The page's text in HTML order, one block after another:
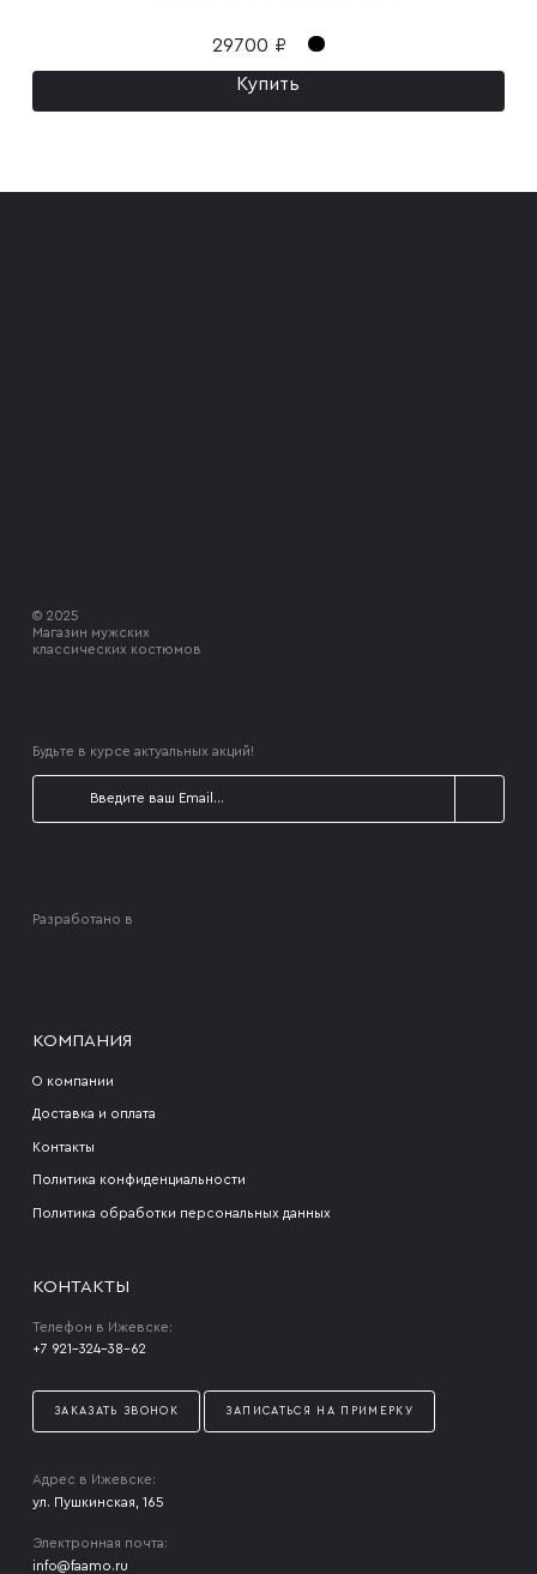
29700 ₽
Купить
© 2025
Магазин мужских
классических костюмов
Будьте в курсе актуальных акций!
Разработано в
КОМПАНИЯ
О компании
Доставка и оплата
Контакты
Политика конфиденциальности
Политика обработки персональных данных
КОНТАКТЫ
Телефон в Ижевске:
+7 921-324-38-62
ЗАКАЗАТЬ ЗВОНОК ЗАПИСАТЬСЯ НА ПРИМЕРКУ
Адрес в Ижевске:
ул. Пушкинская, 165
Электронная почта:
info@faamo.ru